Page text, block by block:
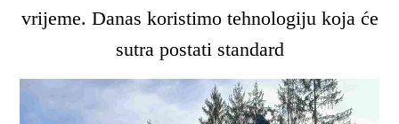
vrijeme. Danas koristimo tehnologiju koja će
sutra postati standard